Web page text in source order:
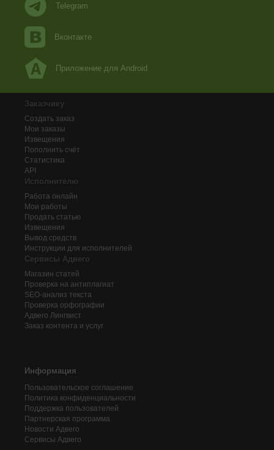
Telegram
Вконтакте
Приложение для Android
Заказчику
Создать заказ
Мои заказы
Извещения
Пополнить счёт
Статистика
API
Исполнителю
Работа онлайн
Мои работы
Продать статью
Извещения
Вывод средств
Инструкции для исполнителей
Сервисы Адвего
Магазин статей
Проверка на антиплагиат
SEO-анализ текста
Проверка орфографии
Адвего Лингвист
Заказ контента и услуг
Информация
Пользовательское соглашение
Политика конфиденциальности
Поддержка пользователей
Партнерская программа
Новости Адвего
Сервисы Адвего